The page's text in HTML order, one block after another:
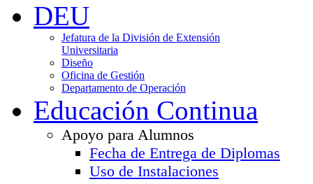
DEU
Jefatura de la División de Extensión
Universitaria
Diseño
Oficina de Gestión
Departamento de Operación
Educación Continua
Apoyo para Alumnos
Fecha de Entrega de Diplomas
Uso de Instalaciones